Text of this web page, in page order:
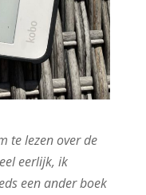
te lezen over de
eerlijk, ik
een ander boek